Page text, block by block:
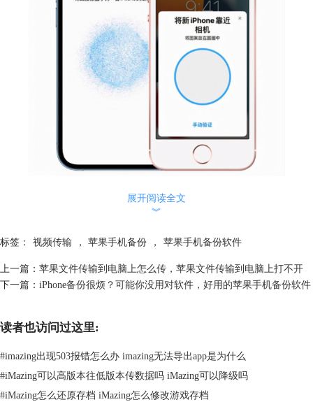
二、iphone传输到新iphone怎么继续
么，iphone传输到新iphone怎么继续？大家可以在苹果手机的设置中重新
如图2所示，打开手机的设置页面，点击通用设置功能。
展开阅读全文
︾
标签： 视频传输 ， 苹果手机备份 ， 苹果手机备份软件
上一篇： 苹果文件传输到电脑上怎么传，苹果文件传输到电脑上打不开
下一篇： iPhone备份很烦？可能你没用对软件，好用的苹果手机备份软件
读者也访问过这里:
#imazing出现503报错怎么办 imazing无法导出app是为什么
#iMazing可以高版本往低版本传数据吗 iMazing可以降级吗
#iMazing怎么还原存档 iMazing怎么修改游戏存档